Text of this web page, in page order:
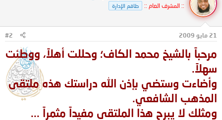
ع
ل
ا
ت
:
:: المشرف العام :: طاقم الإدارة
21 مايو 2009 #2
مرحباً بالشيخ محمد الكاف؛ وحللت أهلاً، ووطئت
سهلاً.
وأضاءت وستضي بإذن الله دراستك هذه ملتقى
المذهب الشافعي.
ومثلك لا يبرح هذا الملتقى مفيداً مثمراً ...